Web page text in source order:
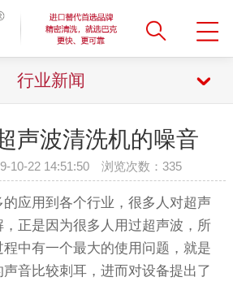
行业新闻
声波清洗机的噪音
10-22 14:51:50 浏览次数：335
应用到各个行业，很多人对超声
正是因为很多人用过超声波，所
中有一个最大的使用问题，就是
音比较刺耳，进而对设备提出了